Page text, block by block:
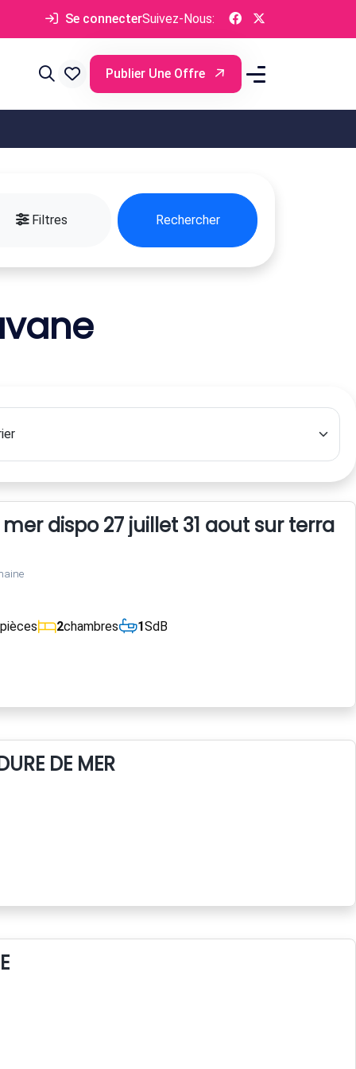
Se connecterSuivez-Nous:
Publier Une Offre
Filtres Rechercher
dispo 27 juillet 31 aout sur
pièces 2chambres 1SdB
DE MER